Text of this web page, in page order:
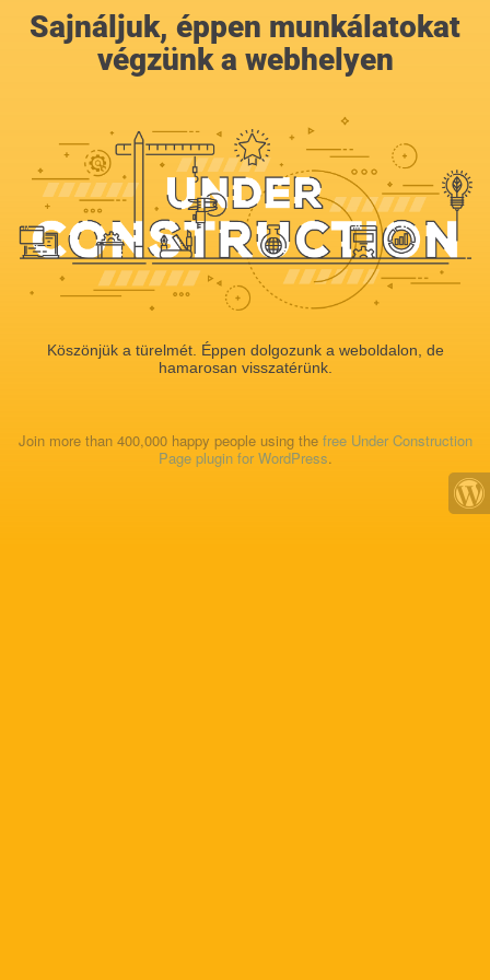
Sajnáljuk, éppen munkálatokat
végzünk a webhelyen
Köszönjük a türelmét. Éppen dolgozunk a weboldalon, de
hamarosan visszatérünk.
Join more than 400,000 happy people using the free Under Construction
Page plugin for WordPress.